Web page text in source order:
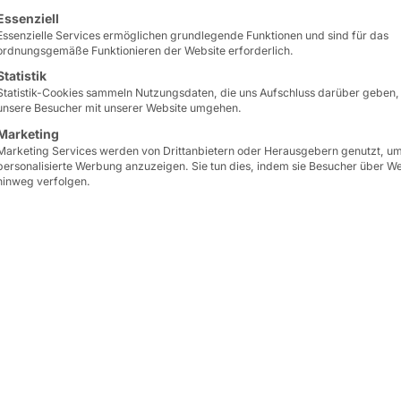
in
eine Liste der Service-Gruppen, für die eine
Services ermöglichen grundlegende Funktionen und sind für das
Funktionieren der Website erforderlich.
Cookies sammeln Nutzungsdaten, die uns Aufschluss darüber
Besucher mit unserer Website umgehen.
Services werden von Drittanbietern oder Herausgebern genutzt, um
Werbung anzuzeigen. Sie tun dies, indem sie Besucher über
verfolgen.